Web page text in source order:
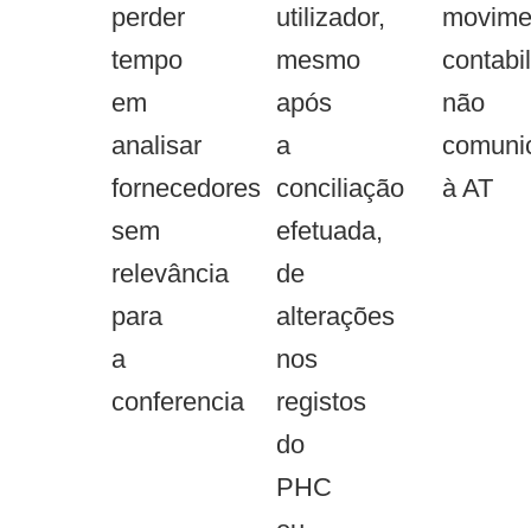
perder
tempo
em
analisar
fornecedores
sem
relevância
para
a
conferencia
utilizador,
mesmo
após
a
conciliação
efetuada,
de
alterações
nos
registos
do
PHC
não
à AT